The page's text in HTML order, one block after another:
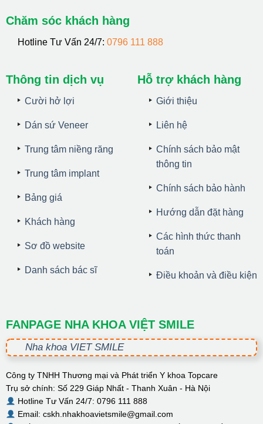
Chăm sóc khách hàng
Hotline Tư Vấn 24/7: 0796 111 888
Thông tin dịch vụ
Cười hở lợi
Dán sứ Veneer
Trung tâm niềng răng
Trung tâm implant
Bảng giá
Khách hàng
Sơ đồ website
Danh sách bác sĩ
Hỗ trợ khách hàng
Giới thiệu
Liên hệ
Chính sách bảo mật
thông tin
Chính sách bảo hành
Hướng dẫn đặt hàng
Các hình thức thanh
toán
Điều khoản và điều kiện
FANPAGE NHA KHOA VIỆT SMILE
Nha khoa VIET SMILE
Công ty TNHH Thương mại và Phát triển Y khoa Topcare
Trụ sở chính: Số 229 Giáp Nhất - Thanh Xuân - Hà Nội
Hotline Tư Vấn 24/7: 0796 111 888
Email: cskh.nhakhoavietsmile@gmail.com